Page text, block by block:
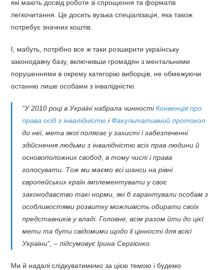
які мають досвід роботи зі спрощення та форматів
легкочитання. Це досить вузька спеціалізація, яка також
потребує значних коштів.
І, мабуть, потрібно все ж таки розширити українську
законодавчу базу, включивши громадян з ментальними
порушеннями в окрему категорію виборців, не обмежуючи
останню лише особами з інвалідністю.
“У 2010 році в Україні набрала чинностіКонвенція про
права осіб з інвалідністю іФакультативний протокол
до неї, мета якої полягає у захисті і забезпеченні
здійснення людьми з інвалідністю всіх прав людини й
основоположних свобод, в тому числі і права
голосувати. Тож ми маємо всі шанси на рівні
європейських країн імплементувати у своє
законодавство такі норми, які б гарантували особам з
особливостями розвитку можливість обирати своїх
представників у владі. Головне, всім разом йти до цієї
мети та бути свідомими щодо її цінності для всієї
України”, – підсумовує Ірина Сергієнко.
Ми й надалі слідкуватимемо за цією темою і будемо